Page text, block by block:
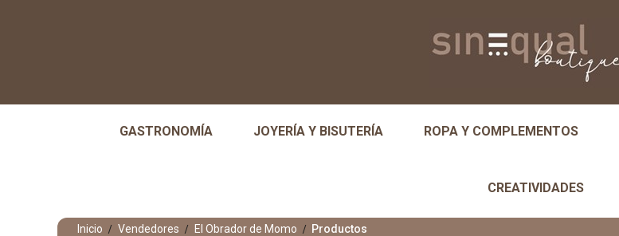
GASTRONOMÍA JOYERÍA Y BISUTERÍA ROPA Y COMPLEMENTOS
CREATIVIDADES
Inicio Vendedores El Obrador de Momo Productos